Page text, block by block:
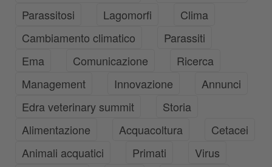
Parassitosi
Lagomorfi
Clima
Cambiamento climatico
Parassiti
Ema
Comunicazione
Ricerca
Management
Innovazione
Annunci
Edra veterinary summit
Storia
Alimentazione
Acquacoltura
Cetacei
Animali acquatici
Primati
Virus